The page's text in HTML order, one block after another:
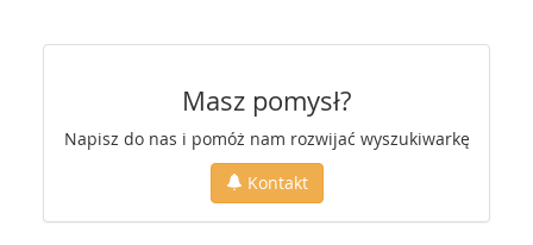
Masz pomysł?
Napisz do nas i pomóż nam rozwijać wyszukiwarkę
Kontakt